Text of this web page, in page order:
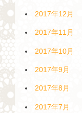
2017年12月
2017年11月
2017年10月
2017年9月
2017年8月
2017年7月